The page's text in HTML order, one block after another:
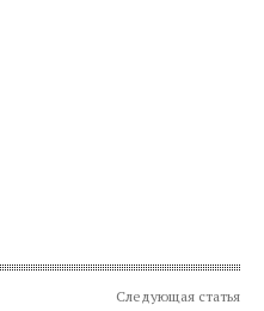
Следующая статья